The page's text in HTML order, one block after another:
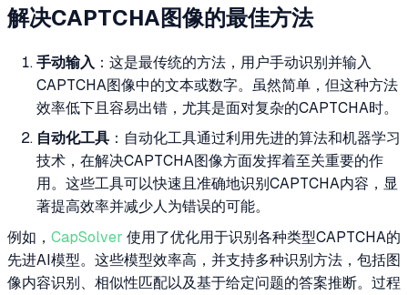
解决CAPTCHA图像的最佳方法
手动输入 ：这是最传统的方法，用户手动识别并输入
CAPTCHA图像中的文本或数字。虽然简单，但这种方法
效率低下且容易出错，尤其是面对复杂的CAPTCHA时。
自动化工具 ：自动化工具通过利用先进的算法和机器学习
技术，在解决CAPTCHA图像方面发挥着至关重要的作
用。这些工具可以快速且准确地识别CAPTCHA内容，显
著提高效率并减少人为错误的可能。
例如， CapSolver 使用了优化用于识别各种类型CAPTCHA的
先进AI模型。这些模型效率高，并支持多种识别方法，包括图
像内容识别、相似性匹配以及基于给定问题的答案推断。过程